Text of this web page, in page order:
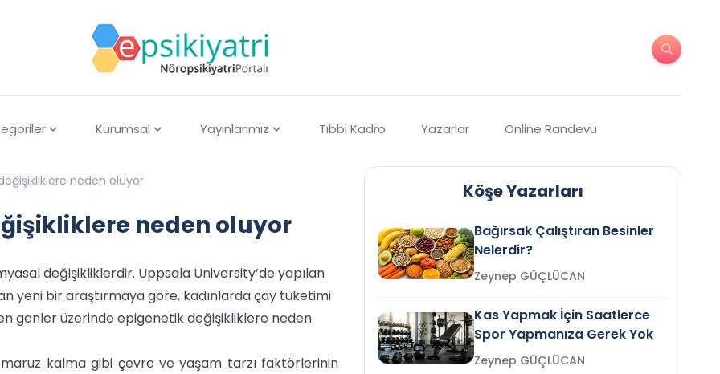
Kurumsal Yayınlarımız Tıbbi Kadro Yazarlar Online Randevu
neden oluyor
neden oluyor
değişikliklerdir. Uppsala University’de yapılan
yeni bir araştırmaya göre, kadınlarda çay tüketimi
genler üzerinde epigenetik değişikliklere neden
kalma gibi çevre ve yaşam tarzı faktörlerinin
Köşe Yazarları
Bağırsak Çalıştıran Besinler
Nelerdir?
Zeynep GÜÇLÜCAN
Kas Yapmak İçin Saatlerce
Spor Yapmanıza Gerek Yok
Zeynep GÜÇLÜCAN